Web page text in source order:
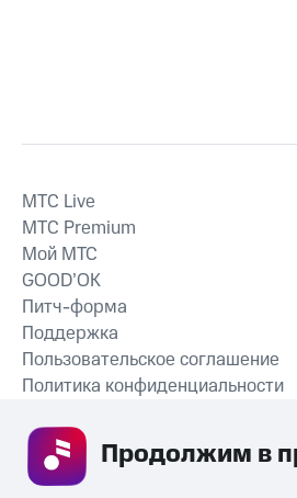
СКАЧАТЬ
MTС Live
MTС Premium
Мой МТС
GOOD’OK
Питч-форма
Поддержка
Пользовательское соглашение
Политика конфиденциальности